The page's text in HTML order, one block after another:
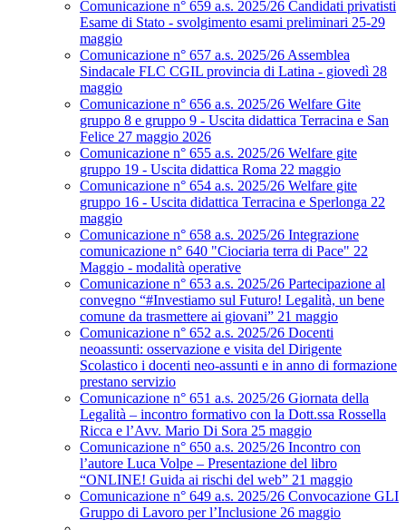
Comunicazione n° 659 a.s. 2025/26 Candidati privatisti
Esame di Stato - svolgimento esami preliminari 25-29
maggio
Comunicazione n° 657 a.s. 2025/26 Assemblea
Sindacale FLC CGIL provincia di Latina - giovedì 28
maggio
Comunicazione n° 656 a.s. 2025/26 Welfare Gite
gruppo 8 e gruppo 9 - Uscita didattica Terracina e San
Felice 27 maggio 2026
Comunicazione n° 655 a.s. 2025/26 Welfare gite
gruppo 19 - Uscita didattica Roma 22 maggio
Comunicazione n° 654 a.s. 2025/26 Welfare gite
gruppo 16 - Uscita didattica Terracina e Sperlonga 22
maggio
Comunicazione n° 658 a.s. 2025/26 Integrazione
comunicazione n° 640 "Ciociaria terra di Pace" 22
Maggio - modalità operative
Comunicazione n° 653 a.s. 2025/26 Partecipazione al
convegno “#Investiamo sul Futuro! Legalità, un bene
comune da trasmettere ai giovani” 21 maggio
Comunicazione n° 652 a.s. 2025/26 Docenti
neoassunti: osservazione e visita del Dirigente
Scolastico i docenti neo-assunti e in anno di formazione
prestano servizio
Comunicazione n° 651 a.s. 2025/26 Giornata della
Legalità – incontro formativo con la Dott.ssa Rossella
Ricca e l’Avv. Mario Di Sora 25 maggio
Comunicazione n° 650 a.s. 2025/26 Incontro con
l’autore Luca Volpe – Presentazione del libro
“ONLINE! Guida ai rischi del web” 21 maggio
Comunicazione n° 649 a.s. 2025/26 Convocazione GLI
Gruppo di Lavoro per l’Inclusione 26 maggio